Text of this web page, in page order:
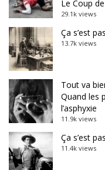
Le Coup
29.1k views
Ça s’est
13.7k views
Tout va
Quand les
l’asphyxie
11.9k views
Ça s’est
11.4k views